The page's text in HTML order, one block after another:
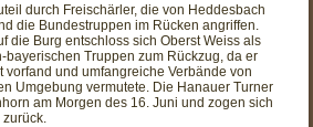
durch Freischärler, die von Heddesbach
die Bundestruppen im Rücken angriffen.
die Burg entschloss sich Oberst Weiss als
bayerischen Truppen zum Rückzug, da er
vorfand und umfangreiche Verbände von
Umgebung vermutete. Die Hanauer Turner
am Morgen des 16. Juni und zogen sich